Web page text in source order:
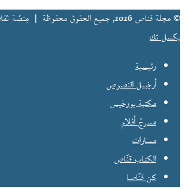
© مجلة قناص 2026, جميع الحقوق محفوظة |
مِنصّة
بكسل تك
رئيسية
أرخبيل النصوص
مكتبة بورخيس
مسرحُ أفلام
مسارات
الكتاب قنّاص
كن قنّاصا